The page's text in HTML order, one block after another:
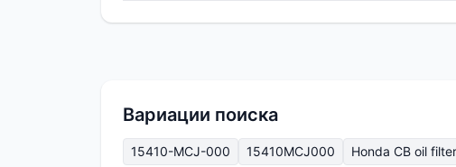
Вариации поиска
15410-MCJ-000 15410MCJ000 Honda CB oil filter